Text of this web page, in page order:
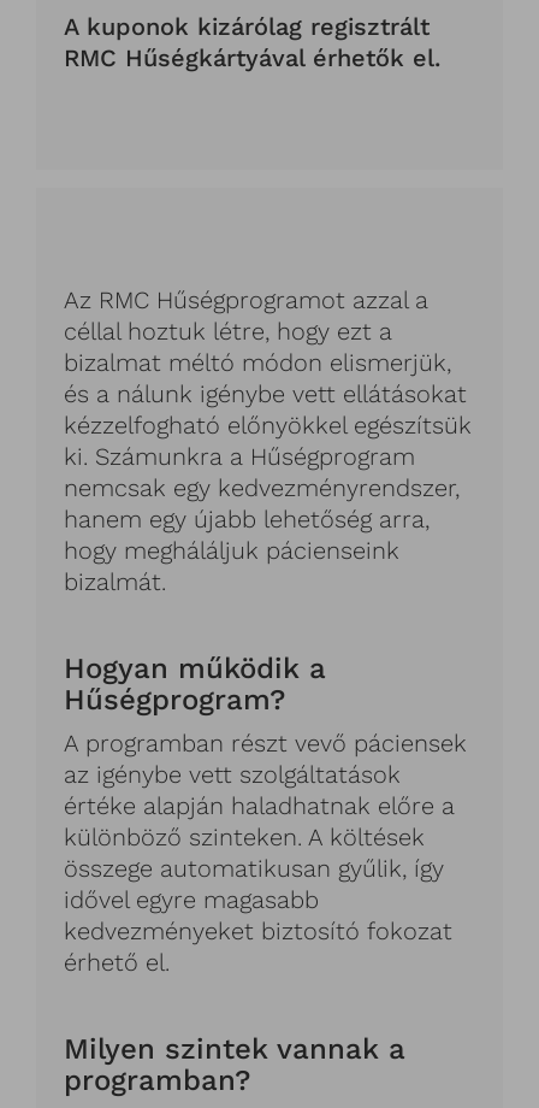
A kuponok kizárólag regisztrált
RMC Hűségkártyával érhetők el.
Az RMC Hűségprogramot azzal a
céllal hoztuk létre, hogy ezt a
bizalmat méltó módon elismerjük,
és a nálunk igénybe vett ellátásokat
kézzelfogható előnyökkel egészítsük
ki. Számunkra a Hűségprogram
nemcsak egy kedvezményrendszer,
hanem egy újabb lehetőség arra,
hogy megháláljuk pácienseink
bizalmát.
Hogyan működik a
Hűségprogram?
A programban részt vevő páciensek
az igénybe vett szolgáltatások
értéke alapján haladhatnak előre a
különböző szinteken. A költések
összege automatikusan gyűlik, így
idővel egyre magasabb
kedvezményeket biztosító fokozat
érhető el.
Milyen szintek vannak a
programban?